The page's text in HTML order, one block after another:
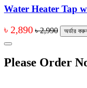
Water Heater Tap
৳ 2,890 ৳ 2,990 অর্ডার
Please Order